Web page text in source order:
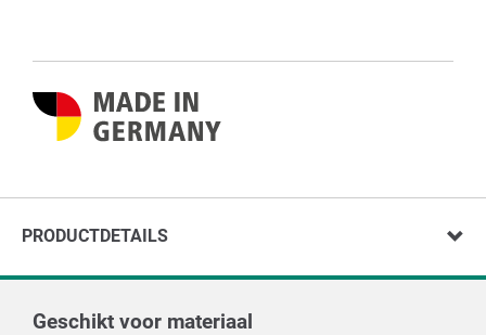
PRODUCTDETAILS
Geschikt voor materiaal